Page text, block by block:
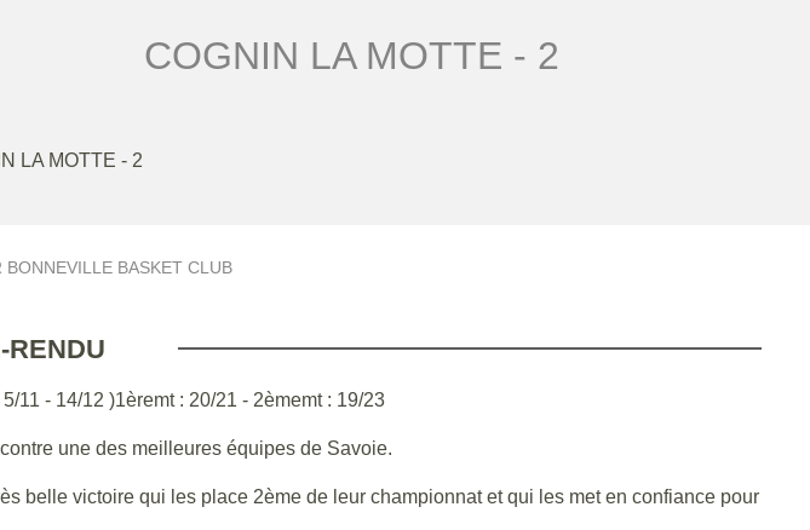
COGNIN LA MOTTE - 2
LA MOTTE - 2
BONNEVILLE BASKET CLUB
RENDU
11 - 14/12 )1èremt : 20/21 - 2èmemt : 19/23
une des meilleures équipes de Savoie.
belle victoire qui les place 2ème de leur championnat et qui les met en confiance pour